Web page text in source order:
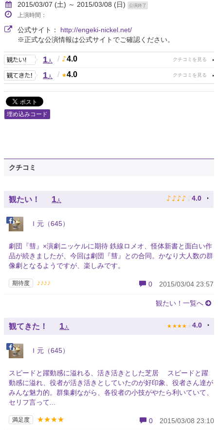
2015/03/07 (土) ～ 2015/03/08 (日)
公演終了
上演時間：
公式サイト： http://engeki-nickel.net/
※正式な公演情報は公式サイトでご確認ください。
1人 / 4.0
1人 / 4.0
埋め込みコード
クチコミ
観たい！ 1人 ♪ ♪ ♪ ♪ ♪ 4.0
Ｉ元（645）
劇団『彗』×演劇ニッケルに期待 鉄線ロメオ、怪体新書と面白い作
品が続きましたが、今回は劇団『彗』との合同。かなり大人数の群
像劇となるようですが、楽しみです。
期待度 ♪♪♪♪ 0 2015/03/04 23:57
観たい！一覧へ
観てきた！ 1 人 ★ ★ ★ ★ ★ 4.0
Ｉ元（645）
スピードと躍動感に溢れる、活き活きとした芝居 スピードと躍
動感に溢れ、役者が活き活きとしていたのが好印象、役者さん達が
みんな魅力的。群集劇ながら、各役者の小技がやたら利いていて、
セリフ言って...
満足度 ★★★★ 0 2015/03/08 23:10